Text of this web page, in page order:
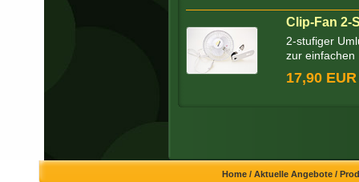
Clip-Fan 2-
2-stufiger
zur einfachen
17,90 EUR
Home /Aktuelle Angebote /